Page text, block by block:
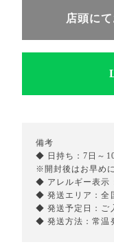
店頭に
備考
◆ 日持ち：7日～
※開封後はお早め
◆ アレルギー表示
◆ 発送エリア：全
◆ 発送予定日：ご
◆ 発送方法：常温